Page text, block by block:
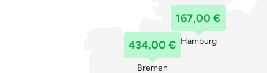
Bremen
Hamburg
434,00 €
167,00 €